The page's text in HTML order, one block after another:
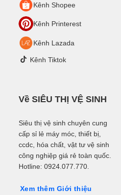
Kênh Shopee
Kênh Printerest
Kênh Lazada
Kênh Tiktok
Về SIÊU THỊ VỆ SINH
Siêu thị vệ sinh chuyên cung
cấp sỉ lẻ máy móc, thiết bị,
ccdc, hóa chất, vật tư vệ sinh
công nghiệp giá rẻ toàn quốc.
Hotline: 0924.077.770.
Xem thêm Giới thiệu